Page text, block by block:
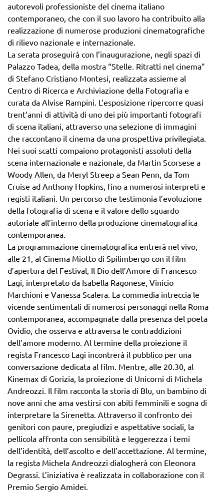
autorevoli professioniste del cinema italiano
contemporaneo, che con il suo lavoro ha contribuito alla
realizzazione di numerose produzioni cinematografiche
di rilievo nazionale e internazionale.
La serata proseguirà con l’inaugurazione, negli spazi di
Palazzo Tadea, della mostra “Stelle. Ritratti nel cinema”
di Stefano Cristiano Montesi, realizzata assieme al
Centro di Ricerca e Archiviazione della Fotografia e
curata da Alvise Rampini. L’esposizione ripercorre quasi
trent’anni di attività di uno dei più importanti fotografi
di scena italiani, attraverso una selezione di immagini
che raccontano il cinema da una prospettiva privilegiata.
Nei suoi scatti compaiono protagonisti assoluti della
scena internazionale e nazionale, da Martin Scorsese a
Woody Allen, da Meryl Streep a Sean Penn, da Tom
Cruise ad Anthony Hopkins, fino a numerosi interpreti e
registi italiani. Un percorso che testimonia l’evoluzione
della fotografia di scena e il valore dello sguardo
autoriale all’interno della produzione cinematografica
contemporanea.
La programmazione cinematografica entrerà nel vivo,
alle 21, al Cinema Miotto di Spilimbergo con il film
d’apertura del Festival, Il Dio dell’Amore di Francesco
Lagi, interpretato da Isabella Ragonese, Vinicio
Marchioni e Vanessa Scalera. La commedia intreccia le
vicende sentimentali di numerosi personaggi nella Roma
contemporanea, accompagnate dalla presenza del poeta
Ovidio, che osserva e attraversa le contraddizioni
dell’amore moderno. Al termine della proiezione il
regista Francesco Lagi incontrerà il pubblico per una
conversazione dedicata al film. Mentre, alle 20.30, al
Kinemax di Gorizia, la proiezione di Unicorni di Michela
Andreozzi. Il film racconta la storia di Blu, un bambino di
nove anni che ama vestirsi con abiti femminili e sogna di
interpretare la Sirenetta. Attraverso il confronto dei
genitori con paure, pregiudizi e aspettative sociali, la
pellicola affronta con sensibilità e leggerezza i temi
dell’identità, dell’ascolto e dell’accettazione. Al termine,
la regista Michela Andreozzi dialogherà con Eleonora
Degrassi. L’iniziativa è realizzata in collaborazione con il
Premio Sergio Amidei.